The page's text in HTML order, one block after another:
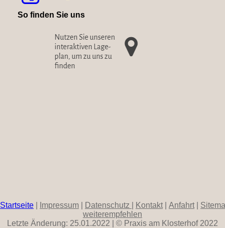
So finden Sie uns
Startseite Impressum Datenschutz Kontakt Anfahrt
weiterempfehlen
Letzte Änderung: 25.01.2022 | © Praxis am Klosterhof 2022